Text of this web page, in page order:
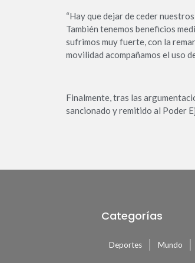
“Hay que dejar de ceder
También tenemos beneficios
sufrimos muy fuerte, con la
movilidad acompañamos el uso
Finalmente, tras las
sancionado y remitido al Poder
Categorías
Deportes Mundo